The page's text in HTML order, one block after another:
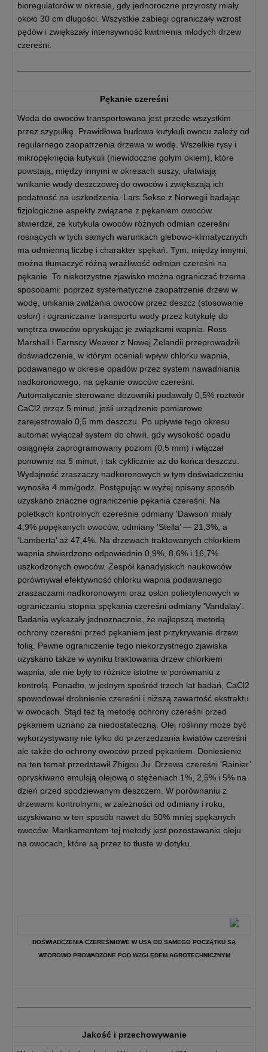
bioregulatorów w okresie, gdy jednoroczne przyrosty miały
około 30 cm długości. Wszystkie zabiegi ograniczały wzrost
pędów i zwiększały intensywność kwitnienia młodych drzew
czereśni.
Pękanie czereśni
Woda do owoców transportowana jest przede wszystkim
przez szypułkę. Prawidłowa budowa kutykuli owocu zależy od
regularnego zaopatrzenia drzewa w wodę. Wszelkie rysy i
mikropęknięcia kutykuli (niewidoczne gołym okiem), które
powstają, między innymi w okresach suszy, ułatwiają
wnikanie wody deszczowej do owoców i zwiększają ich
podatność na uszkodzenia. Lars Sekse z Norwegii badając
fizjologiczne aspekty związane z pękaniem owoców
stwierdził, że kutykula owoców różnych odmian czereśni
rosnących w tych samych warunkach glebowo-klimatycznych
ma odmienną liczbę i charakter spękań. Tym, między innymi,
można tłumaczyć różną wrażliwość odmian czereśni na
pękanie. To niekorzystne zjawisko można ograniczać trzema
sposobami: poprzez systematyczne zaopatrzenie drzew w
wodę, unikania zwilżania owoców przez deszcz (stosowanie
osłon) i ograniczanie transportu wody przez kutykulę do
wnętrza owoców opryskując je związkami wapnia. Ross
Marshall i Earnscy Weaver z Nowej Zelandii przeprowadzili
doświadczenie, w którym oceniali wpływ chlorku wapnia,
podawanego w okresie opadów przez system nawadniania
nadkoronowego, na pękanie owoców czereśni.
Automatycznie sterowane dozowniki podawały 0,5% roztwór
CaCl2 przez 5 minut, jeśli urządzenie pomiarowe
zarejestrowało 0,5 mm deszczu. Po upływie tego okresu
automat wyłączał system do chwili, gdy wysokość opadu
osiągnęła zaprogramowany poziom (0,5 mm) i włączał
ponownie na 5 minut, i tak cyklicznie aż do końca deszczu.
Wydajność zraszaczy nadkoronowych w tym doświadczeniu
wynosiła 4 mm/godz. Postępując w wyżej opisany sposób
uzyskano znaczne ograniczenie pękania czereśni. Na
poletkach kontrolnych czereśnie odmiany 'Dawson’ miały
4,9% popękanych owoców, odmiany 'Stella’ — 21,3%, a
'Lamberta’ aż 47,4%. Na drzewach traktowanych chlorkiem
wapnia stwierdzono odpowiednio 0,9%, 8,6% i 16,7%
uszkodzonych owoców. Zespół kanadyjskich naukowców
porównywał efektywność chlorku wapnia podawanego
zraszaczami nadkoronowymi oraz osłon polietylenowych w
ograniczaniu stopnia spękania czereśni odmiany 'Vandalay’.
Badania wykazały jednoznacznie, że najlepszą metodą
ochrony czereśni przed pękaniem jest przykrywanie drzew
folią. Pewne ograniczenie tego niekorzystnego zjawiska
uzyskano także w wyniku traktowania drzew chlorkiem
wapnia, ale nie były to różnice istotne w porównaniu z
kontrolą. Ponadto, w jednym spośród trzech lat badań, CaCl2
spowodował drobnienie czereśni i niższą zawartość ekstraktu
w owocach. Stąd też tą metodę ochrony czereśni przed
pękaniem uznano za niedostateczną. Olej roślinny może być
wykorzystywany nie tylko do przerzedzania kwiatów czereśni
ale także do ochrony owoców przed pękaniem. Doniesienie
na ten temat przedstawił Zhigou Ju. Drzewa czereśni 'Rainier’
opryskiwano emulsją olejową o stężeniach 1%, 2,5% i 5% na
dzień przed spodziewanym deszczem. W porównaniu z
drzewami kontrolnymi, w zależności od odmiany i roku,
uzyskiwano w ten sposób nawet do 50% mniej spękanych
owoców. Mankamentem tej metody jest pozostawanie oleju
na owocach, które są przez to tłuste w dotyku.
DOŚWIADCZENIA CZEREŚNIOWE W USA OD SAMEGO POCZĄTKU SĄ
WZOROWO PROWADZONE POD WZGLĘDEM AGROTECHNICZNYM
Jakość i przechowywanie